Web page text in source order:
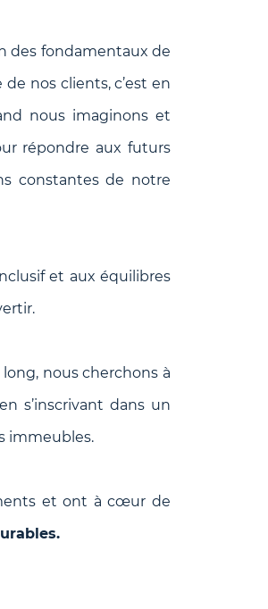
des fondamentaux de
nos clients, c’est en
nous imaginons et
répondre aux futurs
constantes de notre
et aux équilibres
nous cherchons à
s’inscrivant dans un
immeubles.
et ont à cœur de